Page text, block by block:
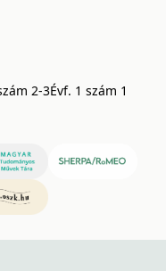
2-3Évf. 1 szám 1